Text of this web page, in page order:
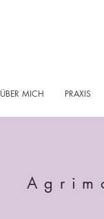
ÜBER MICH PRAXIS